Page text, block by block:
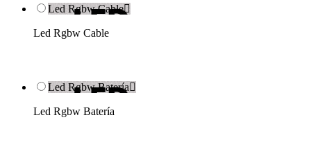
Led Rgbw Cable
Led Rgbw Cable
Led Rgbw Batería
Led Rgbw Batería